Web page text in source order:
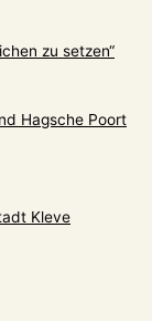
zu setzen“
Hagsche Poort
Kleve